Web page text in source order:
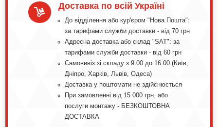

Доставка по всій Україні
До відділення або кур'єром "Нова Пошта":
за тарифами служби доставки - від 70 грн
Адресна доставка або склад "SAT": за
тарифами служби доставки - від 60 грн
Самовивіз зі складу з 9:00 до 16:00 (Київ,
Дніпро, Харків, Львів, Одеса)
Доставка у поштомати не здійснюється
При замовленні від 15 000 грн. або
послуги монтажу - БЕЗКОШТОВНА
ДОСТАВКА